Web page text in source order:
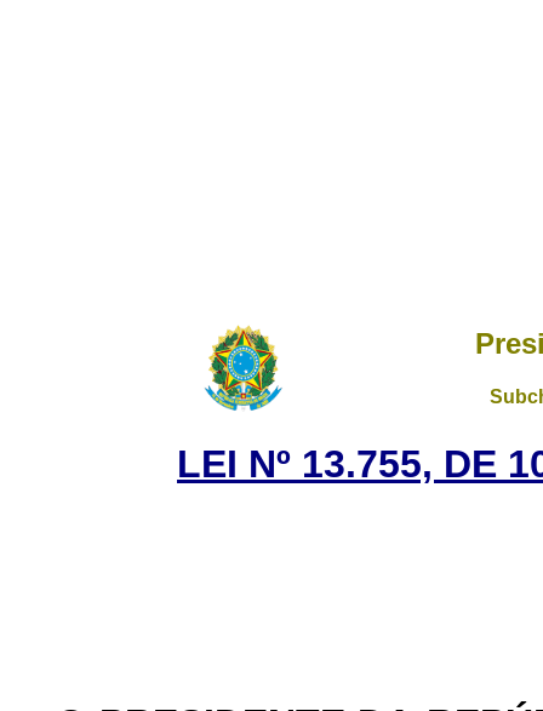
LEI Nº 13.755, DE